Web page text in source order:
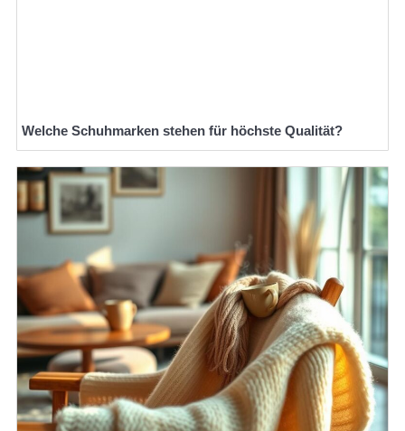
Welche Schuhmarken stehen für höchste Qualität?